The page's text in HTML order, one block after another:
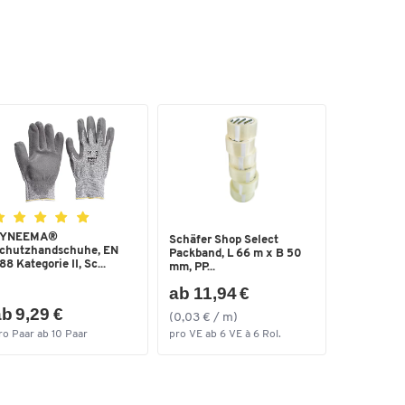
EN
Kategorie II, Sc...
9,29 €
Paar ab 10 Paar
Schäfer Shop Select
Packband, L 66 m x B 50
mm, PP...
ab 11,94 €
(0,03 € / m)
pro VE ab 6 VE à 6 Rol.